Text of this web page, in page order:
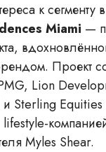
к сегменту
Miami —
Проект
Lion
Sterling Equities
Myles Shear.